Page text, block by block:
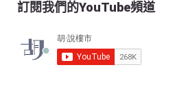
訂閱我們的YouTube頻道